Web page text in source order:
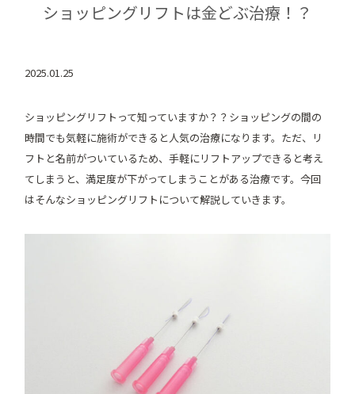
ショッピングリフトは金どぶ治療！？
2025.01.25
ショッピングリフトって知っていますか？？ショッピングの間の
時間でも気軽に施術ができると人気の治療になります。ただ、リ
フトと名前がついているため、手軽にリフトアップできると考え
てしまうと、満足度が下がってしまうことがある治療です。今回
はそんなショッピングリフトについて解説していきます。